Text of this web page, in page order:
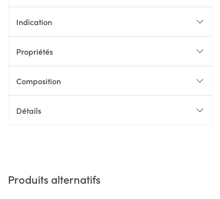
Indication
Propriétés
Composition
Détails
Produits alternatifs